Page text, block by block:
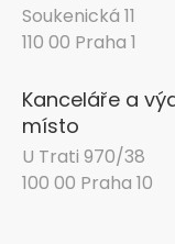
Soukenická 11
110 00 Praha 1
Kanceláře a
místo
U Trati 970/38
100 00 Praha 10